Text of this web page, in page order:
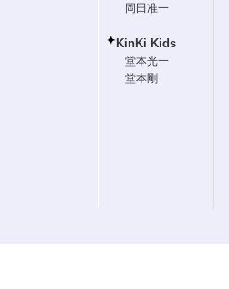
岡田准一
KinKi Kids
堂本光一
堂本剛